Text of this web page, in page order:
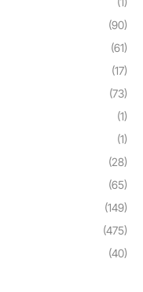
(90)
(61)
(17)
(73)
(1)
(1)
(28)
(65)
(149)
(475)
(40)